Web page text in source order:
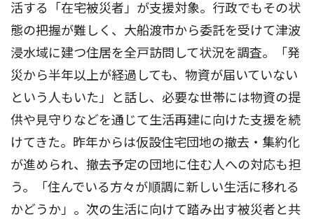
活する「在宅被災者」が支援対象。行政でもその状
態の把握が難しく、大船渡市から委託を受けて津波
浸水域に建つ住居を全戸訪問して状況を調査。「発
災から半年以上が経過しても、物資が届いていない
という人もいた」と話し、必要な世帯には物資の提
供や見守りなどを通じて生活再建に向けた支援を続
けてきた。昨年からは仮設住宅団地の撤去・集約化
が進められ、撤去予定の団地に住む人への対応も担
う。「住んでいる方々が順調に新しい生活に移れる
かどうか」。次の生活に向けて踏み出す被災者と共